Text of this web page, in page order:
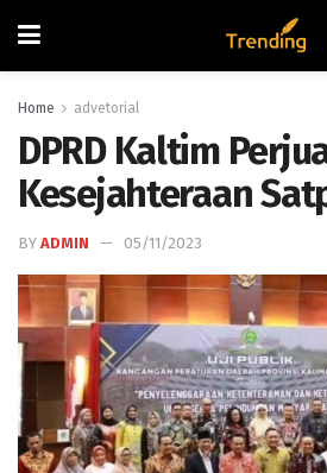
Home advetorial
DPRD Kaltim
Kesejahteraan
BY ADMIN 05/11/2023